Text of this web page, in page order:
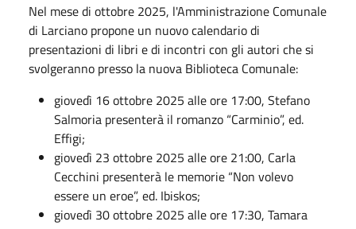
Nel mese di ottobre 2025, l'Amministrazione Comunale
di Larciano propone un nuovo calendario di
presentazioni di libri e di incontri con gli autori che si
svolgeranno presso la nuova Biblioteca Comunale:
giovedì 16 ottobre 2025 alle ore 17:00, Stefano
Salmoria presenterà il romanzo “Carminio”, ed.
Effigi;
giovedì 23 ottobre 2025 alle ore 21:00, Carla
Cecchini presenterà le memorie “Non volevo
essere un eroe”, ed. Ibiskos;
giovedì 30 ottobre 2025 alle ore 17:30, Tamara